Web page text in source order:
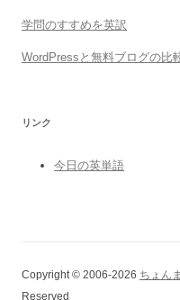
学問のすすめを英訳
WordPressと無料ブログの比
リンク
今日の英単語
Copyright © 2006-2026 ちょん
Reserved